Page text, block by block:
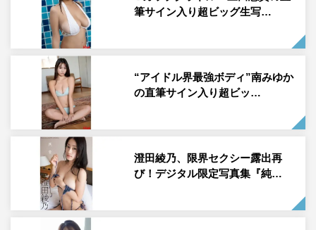
ツ」のメンバー。4th写真集『嶺上開花』（宝島社）が発
売中。
週刊SPA! 9月16・23日合併合併号
9月9日（火）発売
撮影：彦坂栄治 ヘアメイク：高野雄一 スタイリング：
筒井葉子
筆サイン入り超ビッグ生写…
“アイドル界最強ボディ”南みゆか
の直筆サイン入り超ビッ…
澄田綾乃、限界セクシー露出再
び！デジタル限定写真集『純…